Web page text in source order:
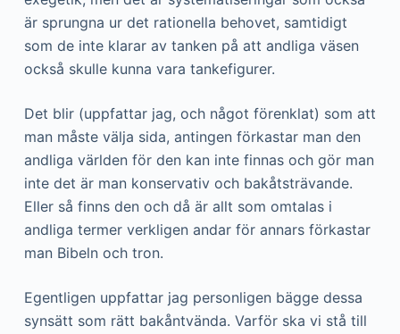
är sprungna ur det rationella behovet, samtidigt
som de inte klarar av tanken på att andliga väsen
också skulle kunna vara tankefigurer.
Det blir (uppfattar jag, och något förenklat) som att
man måste välja sida, antingen förkastar man den
andliga världen för den kan inte finnas och gör man
inte det är man konservativ och bakåtsträvande.
Eller så finns den och då är allt som omtalas i
andliga termer verkligen andar för annars förkastar
man Bibeln och tron.
Egentligen uppfattar jag personligen bägge dessa
synsätt som rätt bakåntvända. Varför ska vi stå till